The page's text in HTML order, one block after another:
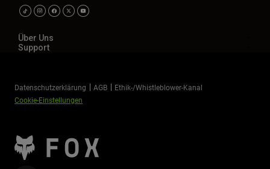
Über Uns
Support
Datenschutzerklärung AGB
Ethik-/Whistleblower-Kanal
Cookie-Einstellungen